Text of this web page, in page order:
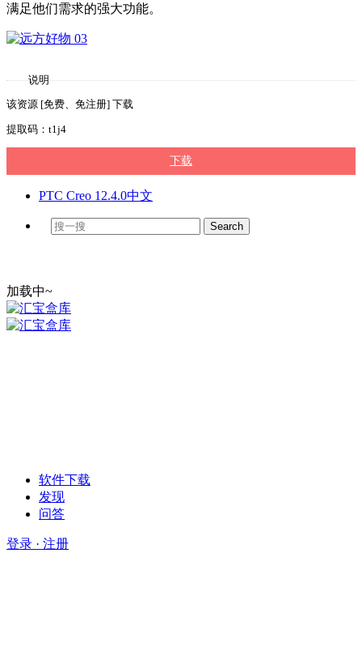
满足他们需求的强大功能。
说明
该资源 [免费、免注册] 下载
提取码：t1j4
下载
PTC Creo 12.4.0中文
加载中~
软件下载
发现
问答
登录 · 注册